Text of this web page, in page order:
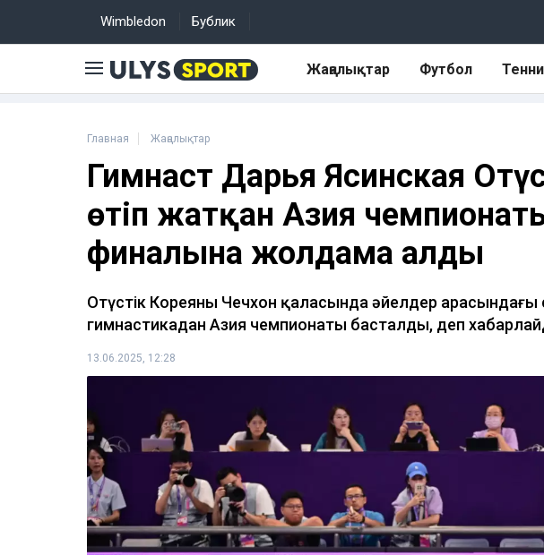
Wimbledon Бублик
Жаңалықтар Футбол
Главная Жаңалықтар
Гимнаст Дарья Ясинская
өтіп жатқан Азия
финалына жолдама алды
Оңтүстік Кореяның Чечхон қаласында әйелдер
гимнастикадан Азия чемпионаты басталды, деп
13.06.2025, 12:28